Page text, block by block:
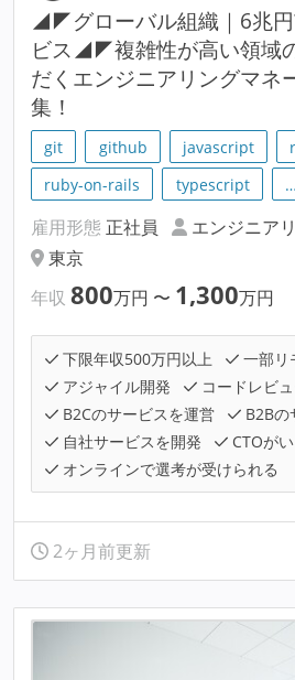
◢◤グローバル組織｜6兆
ビス◢◤複雑性が高い領域
だくエンジニアリングマネ
集！
git github javascript
ruby-on-rails
typescript …
雇用形態 正社員
エンジニア
東京
年収 800万円 〜 1,300万円
下限年収500万円以上
一部リ
アジャイル開発
コードレビ
B2Cのサービスを運営
B2Bの
自社サービスを開発
CTOが
オンラインで選考が受けられる
2ヶ月前更新